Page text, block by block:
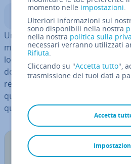
Indice
Un dominio azzeccato può
men­te il traffico web per bar e
locale fa­cil­men­te iden­ti­fi­ca­bi­le
dominio stesso di parole
re il po­si­zio­na­men­to nei risultati
quali sono le ca­rat­te­ri­sti­che di un
quali i prin­ci­pa­li fattori da tenere
N.B.
momento nelle impostazioni.
Ulteriori informazioni sul
sono disponibili nella nostra
nella nostra politica sulla
necessari verranno utilizzati
Rifiuta.
Cliccando su "Accetta tutto",
trasmissione dei tuoi dati a
Accetta